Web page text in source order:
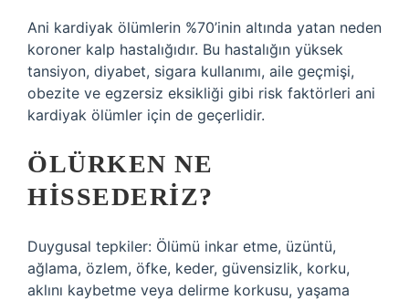
Ani kardiyak ölümlerin %70’inin altında yatan neden
koroner kalp hastalığıdır. Bu hastalığın yüksek
tansiyon, diyabet, sigara kullanımı, aile geçmişi,
obezite ve egzersiz eksikliği gibi risk faktörleri ani
kardiyak ölümler için de geçerlidir.
ÖLÜRKEN NE
HISSEDERIZ?
Duygusal tepkiler: Ölümü inkar etme, üzüntü,
ağlama, özlem, öfke, keder, güvensizlik, korku,
aklını kaybetme veya delirme korkusu, yaşama